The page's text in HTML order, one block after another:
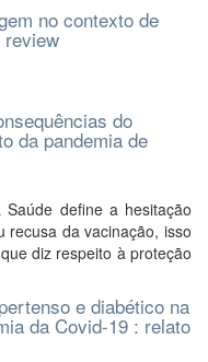
no contexto de
review
do
da pandemia de
define a hesitação
recusa da vacinação, isso
diz respeito à proteção
e diabético na
da Covid-19 : relato